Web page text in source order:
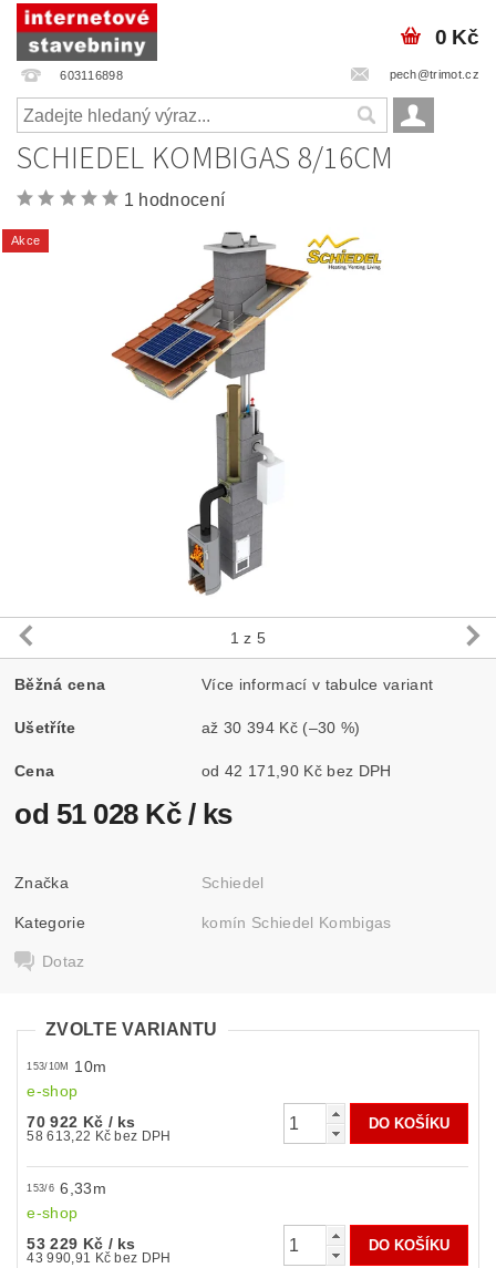
603116898 pech@trimot.cz
0 Kč
SCHIEDEL KOMBIGAS 8/16CM
1 hodnocení
Akce
1 z 5
Běžná cena Více informací v tabulce variant
Ušetříte až30 394 Kč (–30 %)
Cena od 42 171,90 Kč bez DPH
od 51 028 Kč / ks
Značka Schiedel
Kategorie komín Schiedel Kombigas
Dotaz
ZVOLTE VARIANTU
153/10M
10m
e-shop
70 922 Kč / ks
58 613,22 Kč bez DPH
153/6 6,33m
e-shop
53 229 Kč / ks
43 990,91 Kč bez DPH